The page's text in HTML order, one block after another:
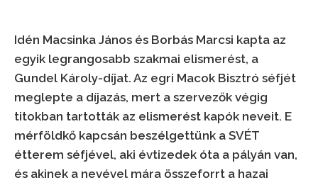
Idén Macsinka János és Borbás Marcsi kapta az
egyik legrangosabb szakmai elismerést, a
Gundel Károly-díjat. Az egri Macok Bisztró séfjét
meglepte a díjazás, mert a szervezők végig
titokban tartották az elismerést kapók neveit. E
mérföldkő kapcsán beszélgettünk a SVÉT
étterem séfjével, aki évtizedek óta a pályán van,
és akinek a nevével mára összeforrt a hazai